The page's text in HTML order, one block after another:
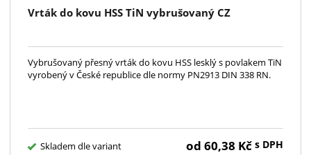
Vrták do kovu HSS TiN vybrušovaný CZ
Vybrušovaný přesný vrták do kovu HSS lesklý s povlakem TiN
vyrobený v České republice dle normy PN2913 DIN 338 RN.
Skladem dle variant od 60,38 Kč s DPH